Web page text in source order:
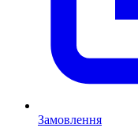
Замовлення